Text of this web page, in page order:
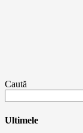
Caută
Ultimele